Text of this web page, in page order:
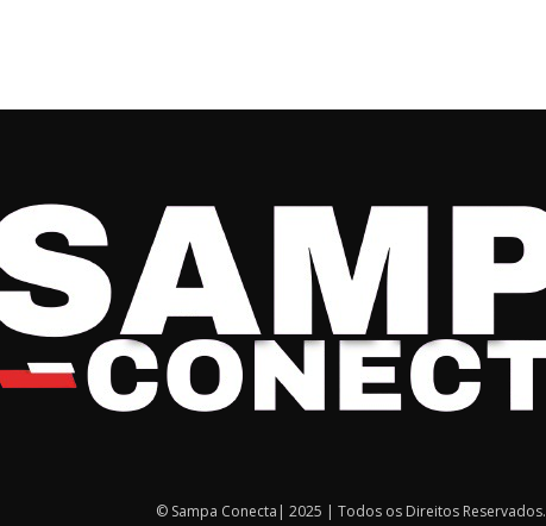
© Sampa Conecta| 2025 | Todos os Direitos Reservados.